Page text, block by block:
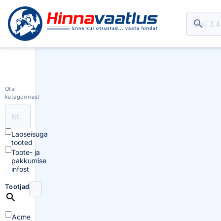
Otsi
kategooriast
Laoseisuga
tooted
Toote- ja
pakkumise
infost
Tootjad
Acme